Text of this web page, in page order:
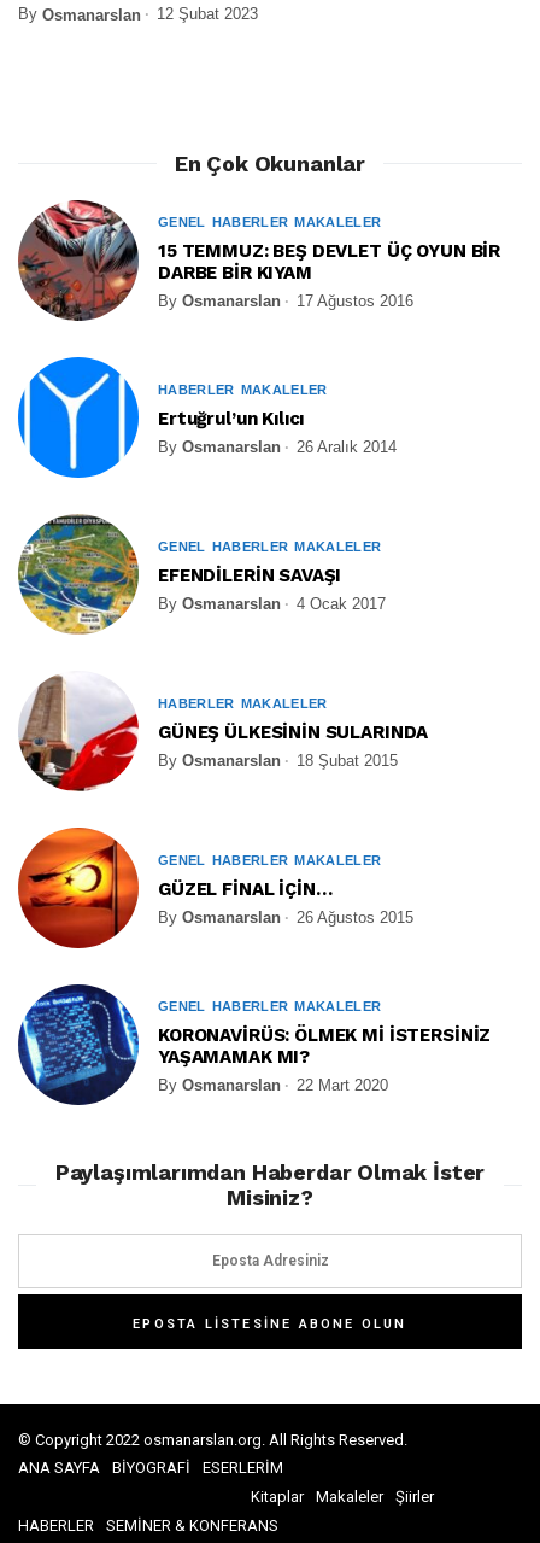
By Osmanarslan 12 Şubat 2023
En Çok Okunanlar
GENEL HABERLER MAKALELER
15 TEMMUZ: BEŞ DEVLET ÜÇ OYUN BİR
DARBE BİR KIYAM
By Osmanarslan 17 Ağustos 2016
HABERLER MAKALELER
Ertuğrul’un Kılıcı
By Osmanarslan 26 Aralık 2014
GENEL HABERLER MAKALELER
EFENDİLERİN SAVAŞI
By Osmanarslan 4 Ocak 2017
HABERLER MAKALELER
GÜNEŞ ÜLKESİNİN SULARINDA
By Osmanarslan 18 Şubat 2015
GENEL HABERLER MAKALELER
GÜZEL FİNAL İÇİN…
By Osmanarslan 26 Ağustos 2015
GENEL HABERLER MAKALELER
KORONAVİRÜS: ÖLMEK Mİ İSTERSİNİZ
YAŞAMAMAK MI?
By Osmanarslan 22 Mart 2020
Paylaşımlarımdan Haberdar Olmak İster
Misiniz?
© Copyright 2022 osmanarslan.org. All Rights Reserved.
ANA SAYFA
BİYOGRAFİ
ESERLERİM
Kitaplar
Makaleler
Şiirler
HABERLER
SEMİNER & KONFERANS